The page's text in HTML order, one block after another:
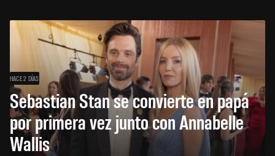
HACE 2 DÍAS
Sebastian Stan se convierte en papá
por primera vez junto con Annabelle
Wallis